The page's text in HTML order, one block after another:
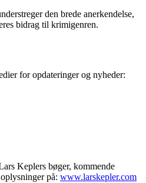
den brede anerkendelse,
bidrag til krimigenren.
for opdateringer og nyheder:
Keplers bøger, kommende
på: www.larskepler.com